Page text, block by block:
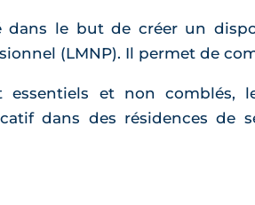
dans le but de créer un
(LMNP). Il permet de
et non comblés,
dans des résidences de